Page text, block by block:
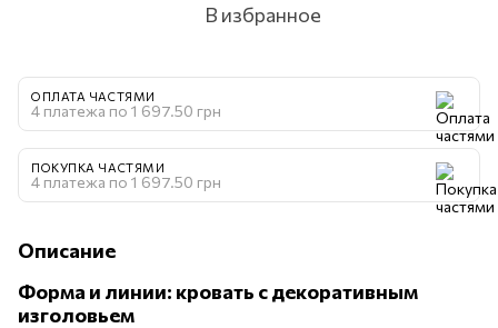
В избранное
ОПЛАТА ЧАСТЯМИ
4 платежа по 1 697.50 грн
ПОКУПКА ЧАСТЯМИ
4 платежа по 1 697.50 грн
Описание
Форма и линии: кровать с декоративным
изголовьем